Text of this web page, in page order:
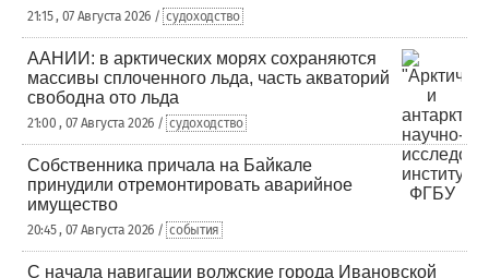
21:15 , 07 Августа 2026 / судоходство
ААНИИ: в арктических морях сохраняются
массивы сплоченного льда, часть акваторий
свободна ото льда
21:00 , 07 Августа 2026 / судоходство
Собственника причала на Байкале
принудили отремонтировать аварийное
имущество
20:45 , 07 Августа 2026 / события
С начала навигации волжские города Ивановской